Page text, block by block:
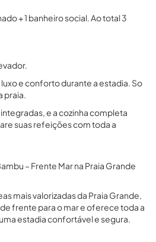
+ 1 banheiro social. Ao total 3
e conforto durante a estadia. So
praia.
e a cozinha completa
suas refeições com toda a
– Frente Mar na Praia Grande
mais valorizadas da Praia Grande,
frente para o mar e oferece toda a
estadia confortável e segura.